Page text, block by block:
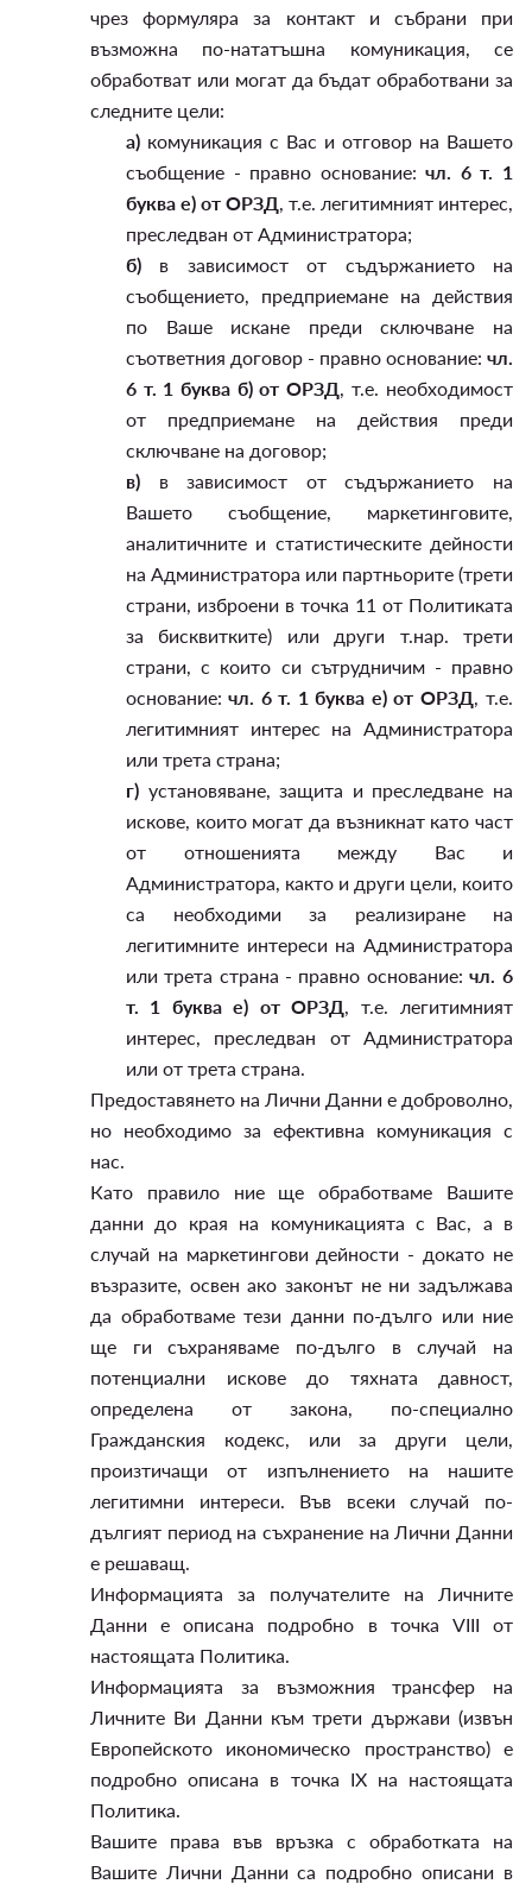
чрез формуляра за контакт и събрани при
възможна по-нататъшна комуникация, се
обработват или могат да бъдат обработвани за
следните цели:
а) комуникация с Вас и отговор на Вашето
съобщение - правно основание: чл. 6 т. 1
буква е) от ОРЗД, т.е. легитимният интерес,
преследван от Администратора;
б) в зависимост от съдържанието на
съобщението, предприемане на действия
по Ваше искане преди сключване на
съответния договор - правно основание: чл.
6 т. 1 буква б) от ОРЗД, т.е. необходимост
от предприемане на действия преди
сключване на договор;
в) в зависимост от съдържанието на
Вашето съобщение, маркетинговите,
аналитичните и статистическите дейности
на Администратора или партньорите (трети
страни, изброени в точка 11 от Политиката
за бисквитките) или други т.нар. трети
страни, с които си сътрудничим - правно
основание: чл. 6 т. 1 буква е) от ОРЗД, т.е.
легитимният интерес на Администратора
или трета страна;
г) установяване, защита и преследване на
искове, които могат да възникнат като част
от отношенията между Вас и
Администратора, както и други цели, които
са необходими за реализиране на
легитимните интереси на Администратора
или трета страна - правно основание: чл. 6
т. 1 буква е) от ОРЗД, т.е. легитимният
интерес, преследван от Администратора
или от трета страна.
Предоставянето на Лични Данни е доброволно,
но необходимо за ефективна комуникация с
нас.
Като правило ние ще обработваме Вашите
данни до края на комуникацията с Вас, а в
случай на маркетингови дейности - докато не
възразите, освен ако законът не ни задължава
да обработваме тези данни по-дълго или ние
ще ги съхраняваме по-дълго в случай на
потенциални искове до тяхната давност,
определена от закона, по-специално
Гражданския кодекс, или за други цели,
произтичащи от изпълнението на нашите
легитимни интереси. Във всеки случай по-
дългият период на съхранение на Лични Данни
е решаващ.
Информацията за получателите на Личните
Данни е описана подробно в точка VIII от
настоящата Политика.
Информацията за възможния трансфер на
Личните Ви Данни към трети държави (извън
Европейското икономическо пространство) е
подробно описана в точка IX на настоящата
Политика.
Вашите права във връзка с обработката на
Вашите Лични Данни са подробно описани в